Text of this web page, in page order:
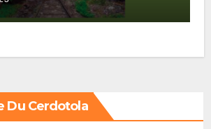
Du Cerdotola